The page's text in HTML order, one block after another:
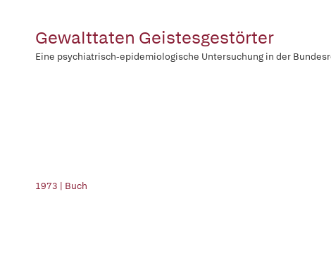
Gewalttaten Geistesgestörter
Eine psychiatrisch-epidemiologische Untersuchung in der
1973 | Buch